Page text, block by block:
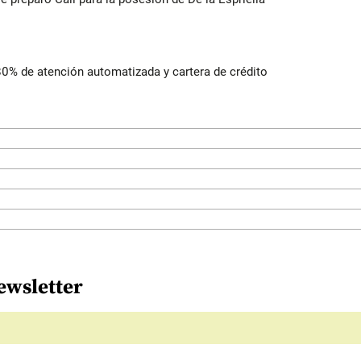
de atención automatizada y cartera de crédito